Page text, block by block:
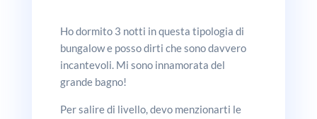
Ho dormito 3 notti in questa tipologia di
bungalow e posso dirti che sono davvero
incantevoli. Mi sono innamorata del
grande bagno!
Per salire di livello, devo menzionarti le